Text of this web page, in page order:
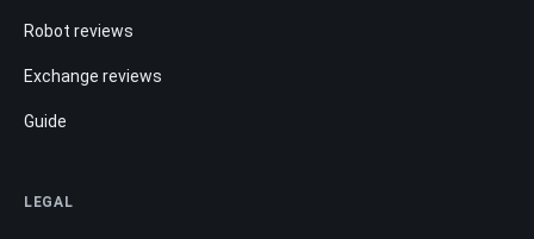
Robot reviews
Exchange reviews
Guide
LEGAL